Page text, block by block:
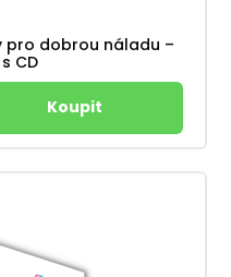
pro dobrou náladu –
CD